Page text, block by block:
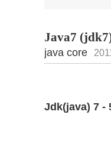
Java7
java core
Jdk(java) 7 -